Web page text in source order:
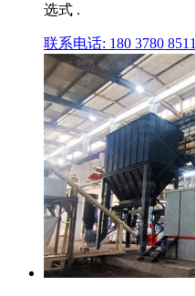
选式 .
联系电话: 180 3780 8511